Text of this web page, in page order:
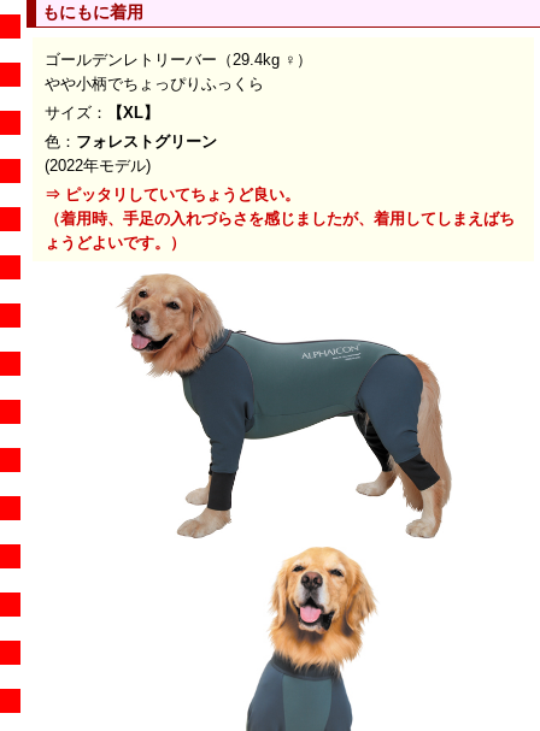
もにもに着用
ゴールデンレトリーバー（ 29.4kg ♀ ）
やや小柄でちょっぴりふっくら
サイズ：
【XL】
色： フォレストグリーン
(2022年モデル)
⇒ ピッタリしていてちょうど良い。
（着用時、手足の入れづらさを感じましたが、着用してしまえばち
ょうどよいです。）